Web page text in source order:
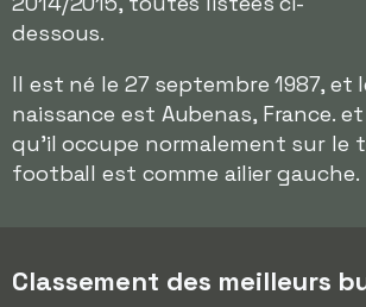
dessous.
Il est né le 27 septembre 1987, et
naissance est Aubenas, France.
qu'il occupe normalement sur le
football est comme ailier gauche.
Classement des meilleurs